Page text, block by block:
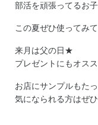
部活を頑張ってるお
この夏ぜひ使ってみ
来月は父の日★
プレゼントにもオス
お店にサンプルもた
気になられる方はぜ